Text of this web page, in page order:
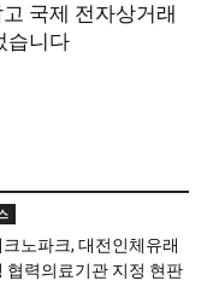
국제 전자상거래
습니다
노파크, 대전인체유래
협력의료기관 지정 현판